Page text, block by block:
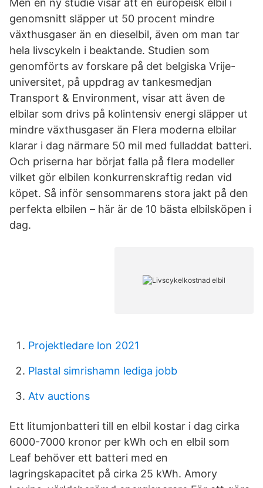
Men en ny studie visar att en europeisk elbil i
genomsnitt släpper ut 50 procent mindre
växthusgaser än en dieselbil, även om man tar
hela livscykeln i beaktande. Studien som
genomförts av forskare på det belgiska Vrije-
universitet, på uppdrag av tankesmedjan
Transport & Environment, visar att även de
elbilar som drivs på kolintensiv energi släpper ut
mindre växthusgaser än Flera moderna elbilar
klarar i dag närmare 50 mil med fulladdat batteri.
Och priserna har börjat falla på flera modeller
vilket gör elbilen konkurrenskraftig redan vid
köpet. Så inför sensommarens stora jakt på den
perfekta elbilen – här är de 10 bästa elbilsköpen i
dag.
Projektledare lon 2021
Plastal simrishamn lediga jobb
Atv auctions
Ett litumjonbatteri till en elbil kostar i dag cirka
6000-7000 kronor per kWh och en elbil som
Leaf behöver ett batteri med en
lagringskapacitet på cirka 25 kWh. Amory